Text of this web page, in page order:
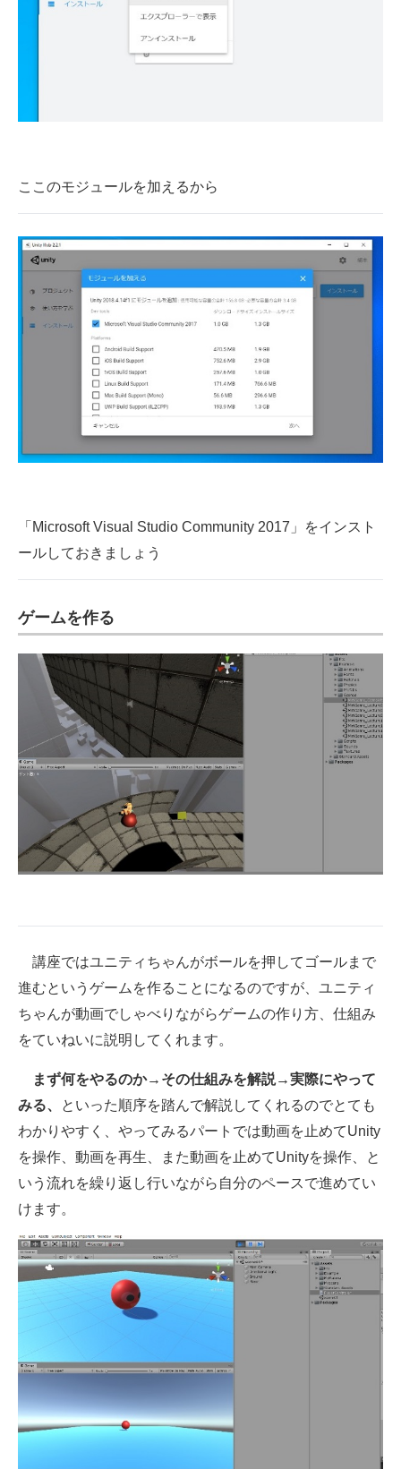
ここのモジュールを加えるから
「Microsoft Visual Studio Community 2017」をインスト
ールしておきましょう
ゲームを作る
講座ではユニティちゃんがボールを押してゴールまで
進むというゲームを作ることになるのですが、ユニティ
ちゃんが動画でしゃべりながらゲームの作り方、仕組み
をていねいに説明してくれます。
まず何をやるのか→その仕組みを解説→実際にやって
みる、
といった順序を踏んで解説してくれるのでとても
わかりやすく、やってみるパートでは動画を止めてUnity
を操作、動画を再生、また動画を止めてUnityを操作、と
いう流れを繰り返し行いながら自分のペースで進めてい
けます。